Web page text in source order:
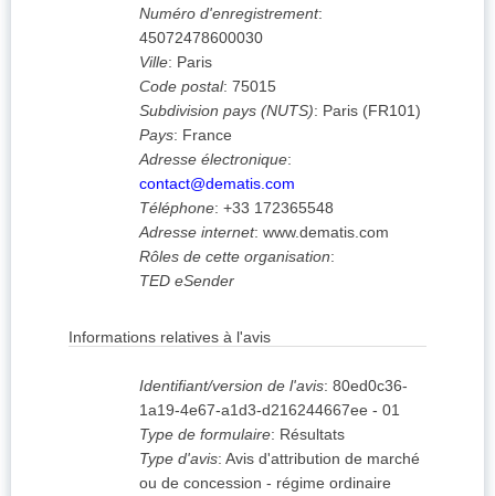
Numéro d'enregistrement:
45072478600030
Ville: Paris
Code postal: 75015
Subdivision pays (NUTS): Paris (FR101)
Pays: France
Adresse électronique:
contact@dematis.com
Téléphone: +33 172365548
Adresse internet: www.dematis.com
Rôles de cette organisation:
TED eSender
Informations relatives à l'avis
Identifiant/version de l'avis: 80ed0c36-
1a19-4e67-a1d3-d216244667ee - 01
Type de formulaire: Résultats
Type d'avis: Avis d'attribution de marché
ou de concession - régime ordinaire